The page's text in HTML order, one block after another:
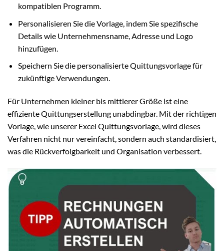
kompatiblen Programm.
Personalisieren Sie die Vorlage, indem Sie spezifische
Details wie Unternehmensname, Adresse und Logo
hinzufügen.
Speichern Sie die personalisierte Quittungsvorlage für
zukünftige Verwendungen.
Für Unternehmen kleiner bis mittlerer Größe ist eine
effiziente Quittungserstellung unabdingbar. Mit der richtigen
Vorlage, wie unserer Excel Quittungsvorlage, wird dieses
Verfahren nicht nur vereinfacht, sondern auch standardisiert,
was die Rückverfolgbarkeit und Organisation verbessert.